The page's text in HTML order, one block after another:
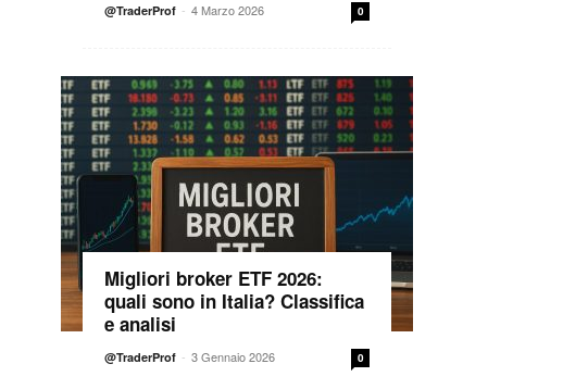
@TraderProf - 4 Marzo 2026 0
Migliori broker ETF 2026:
quali sono in Italia? Classifica
e analisi
@TraderProf - 3 Gennaio 2026 0